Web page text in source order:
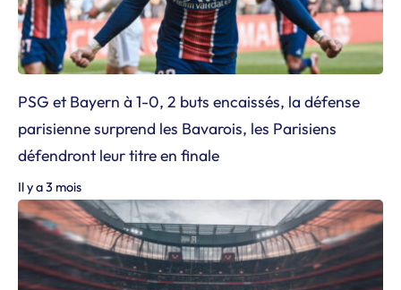
PSG et Bayern à 1-0, 2 buts encaissés, la défense
parisienne surprend les Bavarois, les Parisiens
défendront leur titre en finale
Il y a 3 mois